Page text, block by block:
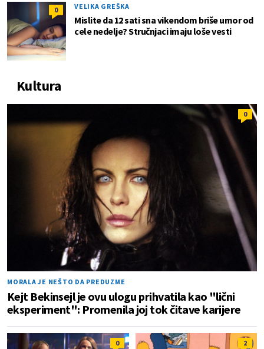
0 VELIKA GREŠKA
Mislite da 12 sati sna vikendom briše umor od
cele nedelje? Stručnjaci imaju loše vesti
Kultura
0
MORALA JE NEŠTO DA PREDUZME
Kejt Bekinsejl je ovu ulogu prihvatila kao "lični
eksperiment": Promenila joj tok čitave karijere
0 2